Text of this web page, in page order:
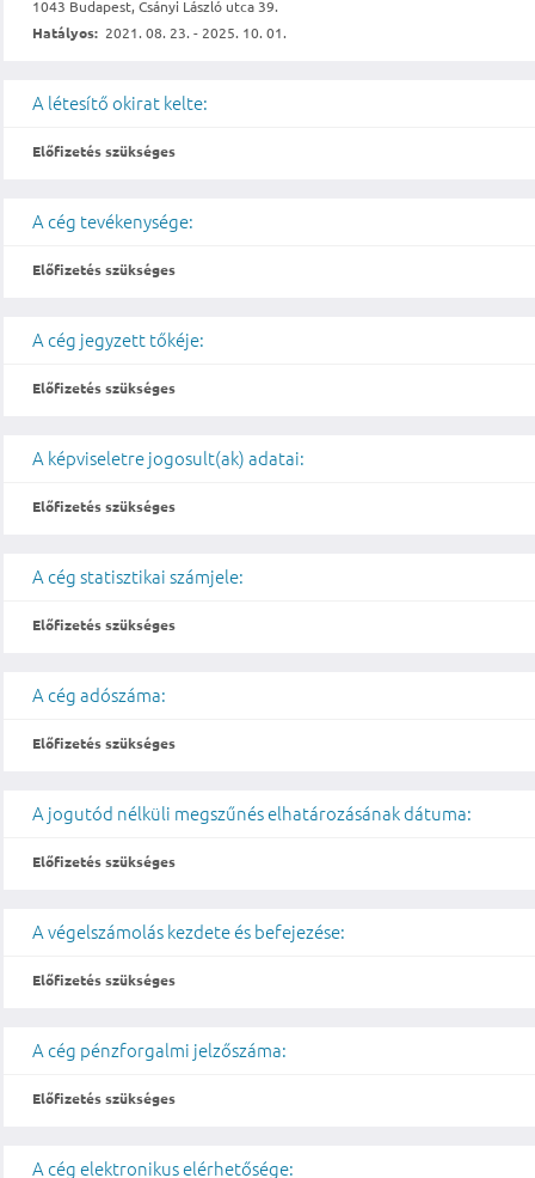
1043 Budapest, Csányi László utca 39.
Hatályos: 2021. 08. 23. - 2025. 10. 01.
A létesítő okirat kelte:
Előfizetés szükséges
A cég tevékenysége:
Előfizetés szükséges
A cég jegyzett tőkéje:
Előfizetés szükséges
A képviseletre jogosult(ak) adatai:
Előfizetés szükséges
A cég statisztikai számjele:
Előfizetés szükséges
A cég adószáma:
Előfizetés szükséges
A jogutód nélküli megszűnés elhatározásának dátuma:
Előfizetés szükséges
A végelszámolás kezdete és befejezése:
Előfizetés szükséges
A cég pénzforgalmi jelzőszáma:
Előfizetés szükséges
A cég elektronikus elérhetősége: